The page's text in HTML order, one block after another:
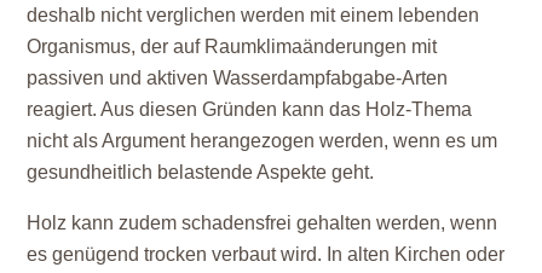
deshalb nicht verglichen werden mit einem lebenden
Organismus, der auf Raumklimaänderungen mit
passiven und aktiven Wasserdampfabgabe-Arten
reagiert. Aus diesen Gründen kann das Holz-Thema
nicht als Argument herangezogen werden, wenn es um
gesundheitlich belastende Aspekte geht.
Holz kann zudem schadensfrei gehalten werden, wenn
es genügend trocken verbaut wird. In alten Kirchen oder